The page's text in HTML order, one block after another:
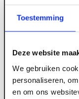
Toestemming
Deze website
We gebruiken
personaliseren,
en om ons
ART000802
Dwarsprofiel
st/pk)